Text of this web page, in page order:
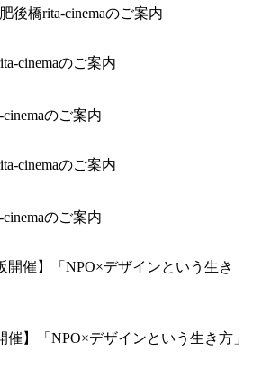
後橋rita-cinemaのご案内
のご案内
のご案内
催】「NPO×デザインという生き方」